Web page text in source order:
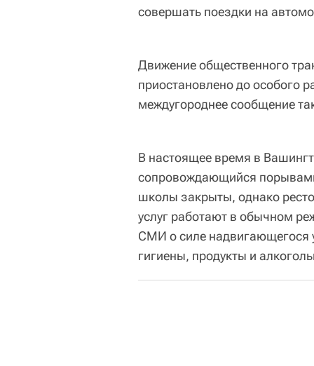
совершать поездки на
Движение общественного
приостановлено до особого
междугороднее сообщение
В настоящее время в
сопровождающийся
школы закрыты, однако
услуг работают в обычном
СМИ о силе надвигающегося
гигиены, продукты и